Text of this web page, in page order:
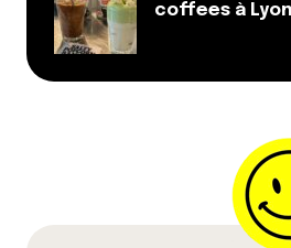
coffees à